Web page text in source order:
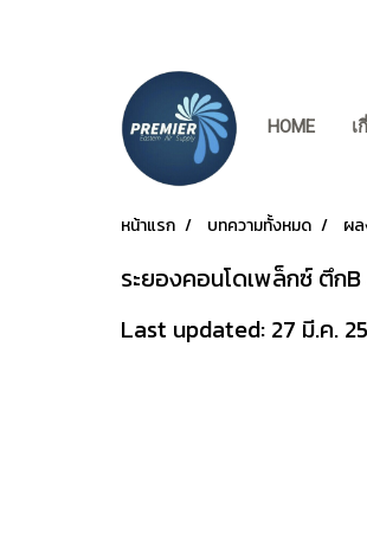
HOME เ
หน้าแรก บทความทั้งหมด ผล
ระยองคอนโดเพล็กซ์ ตึก
Last updated: 27 มี.ค.